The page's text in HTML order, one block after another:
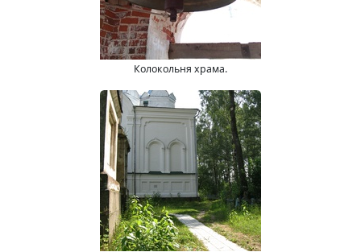
Колокольня храма.